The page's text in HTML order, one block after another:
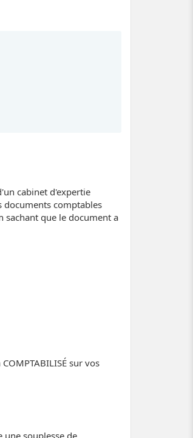
cabinet d'expertie
documents comptables
sachant que le document a
sur vos
souplesse de